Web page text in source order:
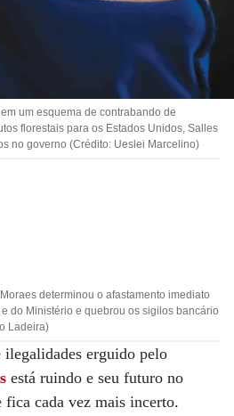
um esquema de contrabando de
florestais para os Estados Unidos, Salles
no governo (Crédito: Ueslei Marcelino)
determinou o afastamento imediato
do Ministério e quebrou os sigilos bancário
Ladeira)
ilegalidades erguido pelo
está ruindo e seu futuro no
fica cada vez mais incerto.